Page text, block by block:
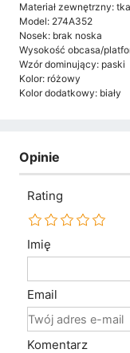
Materiał zewnętrzny:
Model: 274A352
Nosek: brak noska
Wysokość obcasa/
Wzór dominujący: paski
Kolor: różowy
Kolor dodatkowy: biały
Opinie
Rating
Imię
Email
Komentarz